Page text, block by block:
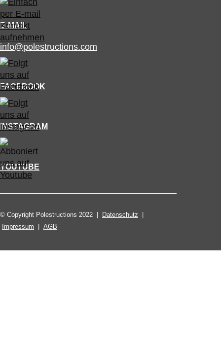
E-MAIL
info@polestructions.com
FACEBOOK
INSTAGRAM
YOUTUBE
© Copyright Polestructions 2022 | Datenschutz
Impressum
AGB